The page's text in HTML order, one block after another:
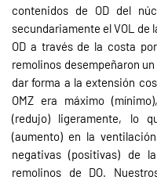
contenidos de OD del
secundariamente el VOL de
OD a través de la costa
remolinos desempeñaron
dar forma a la extensión
OMZ era máximo
(redujo) ligeramente, lo
(aumento) en la
negativas (positivas) de
remolinos de DO.